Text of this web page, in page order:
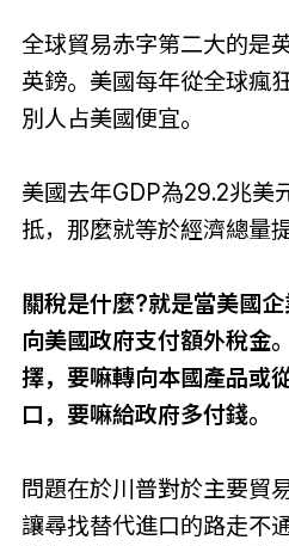
全球貿易赤字第二大的是
英鎊。美國每年從全球瘋
別人占美國便宜。
美國去年GDP為29.2兆美
抵，那麼就等於經濟總量
關稅是什麼?就是當美國
向美國政府支付額外稅金
擇，要嘛轉向本國產品或
口，要嘛給政府多付錢。
問題在於川普對於主要貿
讓尋找替代進口的路走不